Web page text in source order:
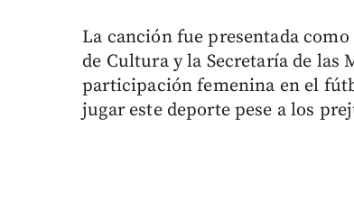
La canción fue presentada
de Cultura y la Secretaría de las
participación femenina en el
jugar este deporte pese a los